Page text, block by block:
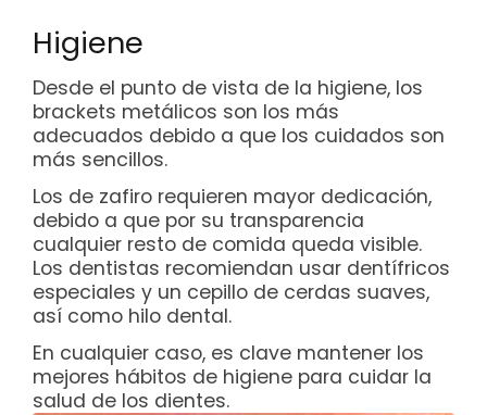
Higiene
Desde el punto de vista de la higiene, los
brackets metálicos son los más
adecuados debido a que los cuidados son
más sencillos.
Los de zafiro requieren mayor dedicación,
debido a que por su transparencia
cualquier resto de comida queda visible.
Los dentistas recomiendan usar dentífricos
especiales y un cepillo de cerdas suaves,
así como hilo dental.
En cualquier caso, es clave mantener los
mejores hábitos de higiene para cuidar la
salud de los dientes.